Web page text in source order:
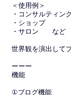
＜使用例＞
・コンサルティン
・ショップ
・サロン など
世界観を演出して
ーーー
機能
①ブログ機能